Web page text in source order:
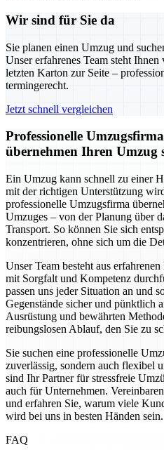
Wir sind für Sie da
Sie planen einen Umzug und
Unser erfahrenes Team steht
letzten Karton zur Seite –
termingerecht.
Jetzt schnell vergleichen
Professionelle
übernehmen Ihren Umzug
Ein Umzug kann schnell zu einer
mit der richtigen Unterstützung
professionelle Umzugsfirma
Umzuges – von der Planung über
Transport. So können Sie sich
konzentrieren, ohne sich um die
Unser Team besteht aus
mit Sorgfalt und Kompetenz
passen uns jeder Situation an und
Gegenstände sicher und pünktlich
Ausrüstung und bewährten
reibungslosen Ablauf, den Sie zu
Sie suchen eine professionelle
zuverlässig, sondern auch flexibel
sind Ihr Partner für stressfreie
auch für Unternehmen.
und erfahren Sie, warum viele
wird bei uns in besten Händen sein.
FAQ